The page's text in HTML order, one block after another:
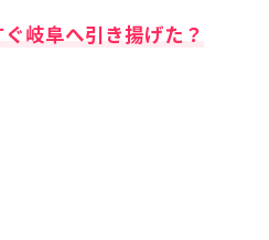
岐阜へ引き揚げた？